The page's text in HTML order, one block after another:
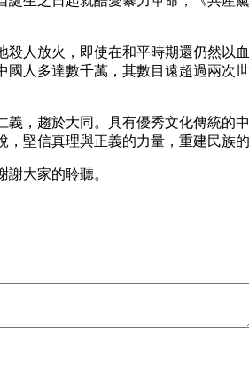
殺人放火，即使在和平時期還仍然以
國人多達數千萬，其數目遠超過兩次
義，趨於大同。具有優秀文化傳統的
，堅信真理與正義的力量，重建民族
大家的聆聽。